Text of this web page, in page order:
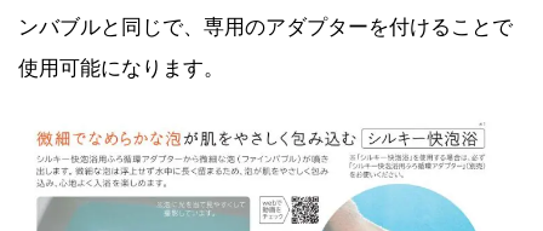
ンバブルと同じで、専用のアダプターを付けることで
使用可能になります。